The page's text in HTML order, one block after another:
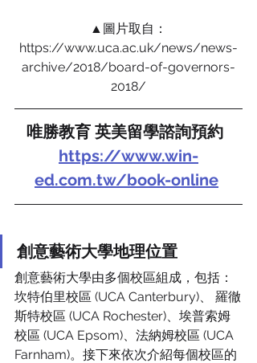
▲圖片取自：
https://www.uca.ac.uk/news/news-
archive/2018/board-of-governors-
2018/
唯勝教育 英美留學諮詢預約
https://www.win-
ed.com.tw/book-online
創意藝術大學地理位置
創意藝術大學由多個校區組成，包括：
坎特伯里校區 (UCA Canterbury)、 羅徹
斯特校區 (UCA Rochester)、埃普索姆
校區 (UCA Epsom)、法納姆校區 (UCA
Farnham)。接下來依次介紹每個校區的